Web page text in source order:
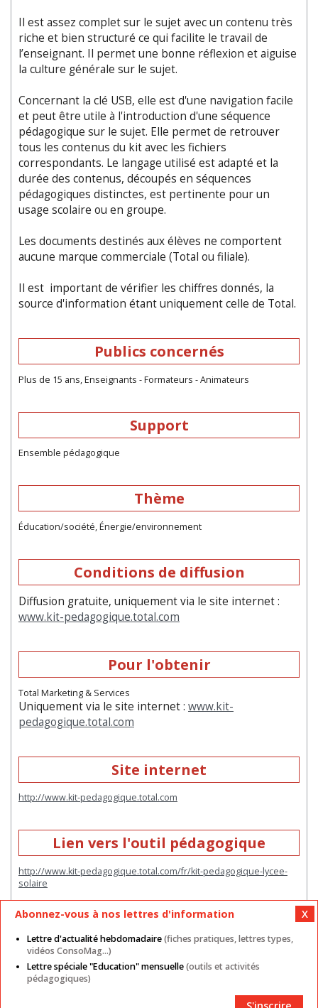
Il est assez complet sur le sujet avec un contenu très
riche et bien structuré ce qui facilite le travail de
l’enseignant. Il permet une bonne réflexion et aiguise
la culture générale sur le sujet.
Concernant la clé USB, elle est d'une navigation facile
et peut être utile à l'introduction d'une séquence
pédagogique sur le sujet. Elle permet de retrouver
tous les contenus du kit avec les fichiers
correspondants. Le langage utilisé est adapté et la
durée des contenus, découpés en séquences
pédagogiques distinctes, est pertinente pour un
usage scolaire ou en groupe.
Les documents destinés aux élèves ne comportent
aucune marque commerciale (Total ou filiale).
Il est important de vérifier les chiffres donnés, la
source d'information étant uniquement celle de Total.
Publics concernés
Plus de 15 ans, Enseignants - Formateurs - Animateurs
Support
Ensemble pédagogique
Thème
Éducation/société, Énergie/environnement
Conditions de diffusion
Diffusion gratuite, uniquement via le site internet :
www.kit-pedagogique.total.com
Pour l'obtenir
Total Marketing & Services
Uniquement via le site internet : www.kit-
pedagogique.total.com
Site internet
http://www.kit-pedagogique.total.com
Lien vers l'outil pédagogique
http://www.kit-pedagogique.total.com/fr/kit-pedagogique-lycee-
solaire
Mentions légales Nos autres sites CGU
Données personnelles
Abonnez-vous à nos lettres d'information
Lettre d'actualité hebdomadaire(fiches pratiques, lettres types,
vidéos ConsoMag...)
Lettre spéciale "Education" mensuelle(outils et activités
pédagogiques)